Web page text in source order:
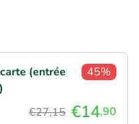
(entrée
45%
€27,15 €14,90